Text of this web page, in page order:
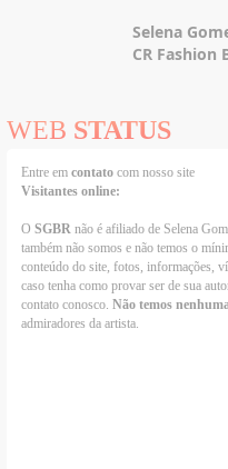
Selena
CR Fashion
WEB STATUS
Entre em contato com nosso site
Visitantes online:
O SGBR não é afiliado de Selena
também não somos e não temos o
conteúdo do site, fotos, informações,
caso tenha como provar ser de sua
contato conosco. Não temos
admiradores da artista.